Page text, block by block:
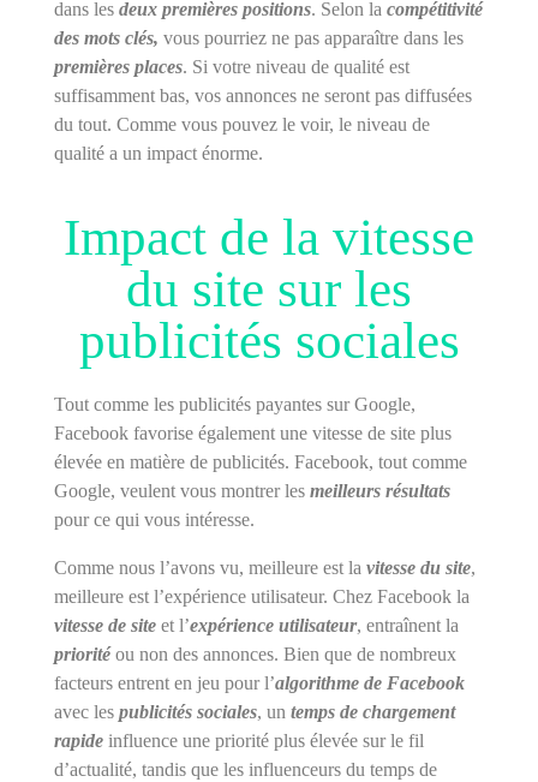
dans les deux premières positions. Selon la compétitivité
des mots clés, vous pourriez ne pas apparaître dans les
premières places. Si votre niveau de qualité est
suffisamment bas, vos annonces ne seront pas diffusées
du tout. Comme vous pouvez le voir, le niveau de
qualité a un impact énorme.
Impact de la vitesse
du site sur les
publicités sociales
Tout comme les publicités payantes sur Google,
Facebook favorise également une vitesse de site plus
élevée en matière de publicités. Facebook, tout comme
Google, veulent vous montrer les meilleurs résultats
pour ce qui vous intéresse.
Comme nous l’avons vu, meilleure est la vitesse du site,
meilleure est l’expérience utilisateur. Chez Facebook la
vitesse de site et l’expérience utilisateur, entraînent la
priorité ou non des annonces. Bien que de nombreux
facteurs entrent en jeu pour l’algorithme de Facebook
avec les publicités sociales, un temps de chargement
rapide influence une priorité plus élevée sur le fil
d’actualité, tandis que les influenceurs du temps de